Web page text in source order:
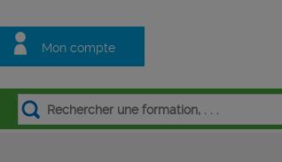
Mon compte